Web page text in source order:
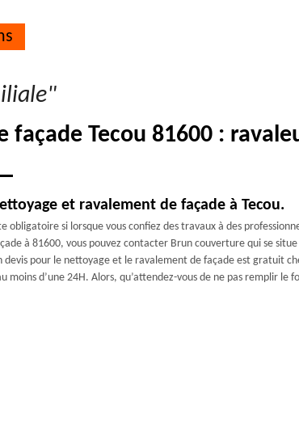
Tecou 81600 :
et ravalement de façade à Tecou.
obligatoire si lorsque vous confiez des travaux à des
à 81600, vous pouvez contacter Brun couverture qui se situe
devis pour le nettoyage et le ravalement de façade est gratuit
moins d’une 24H. Alors, qu’attendez-vous de ne pas remplir le